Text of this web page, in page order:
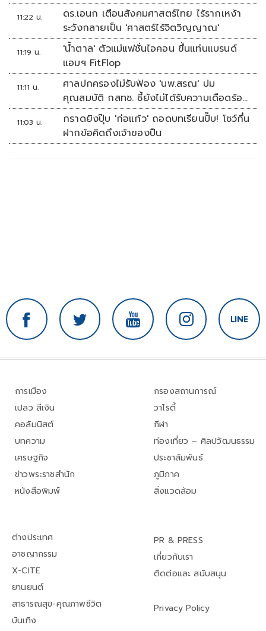
11:22 น.
ดร.เอนก เตือนสังคมศาสตร์ไทย ไร้รากเหง้า
ระวังกลายเป็น 'ศาสตร์ไร้จิตวิญญาณ'
11:19 น.
'น้ำตาล' ตัวแม่แฟชั่นไอคอน ขึ้นแท่นแบรนด์
แอมฯ FitFlop
11:11 น.
ศาลปกครองไม่รับฟ้อง 'นพ.สรณ' ปม
คุณสมบัติ กสทช. ชี้ยังไม่ได้รับความเดือดร้อน
เสียหาย
11:03 น.
กราดยิงปุ๊บ 'ก่อแก้ว' ถอดบทเรียนปั๊บ! โชว์กึ๋น
ฝากข้อคิดถึงเจ้าของปืน
การเมือง
เปลว สีเงิน
คอลัมนิสต์
บทความ
เศรษฐกิจ
ข่าวพระราชสำนัก
หนังสือพิมพ์
กรองสถานการณ์
วาไรตี้
กีฬา
ท่องเที่ยว – ศิลปวัฒนธรรม
ประชาสัมพันธ์
ภูมิภาค
สิ่งแวดล้อม
ต่างประเทศ
อาชญากรรม
X-CITE
ยานยนต์
สาธารณสุข-คุณภาพชีวิต
บันเทิง
PR & PRESS
เกี่ยวกับเรา
ติดต่อและ สนับสนุน
Privacy Policy